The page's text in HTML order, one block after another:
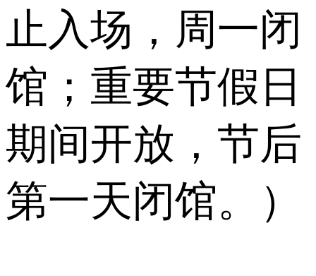
止入场，周一闭
馆；重要节假日
期间开放，节后
第一天闭馆。）